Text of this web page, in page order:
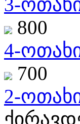
3-
800
4-
700
2-